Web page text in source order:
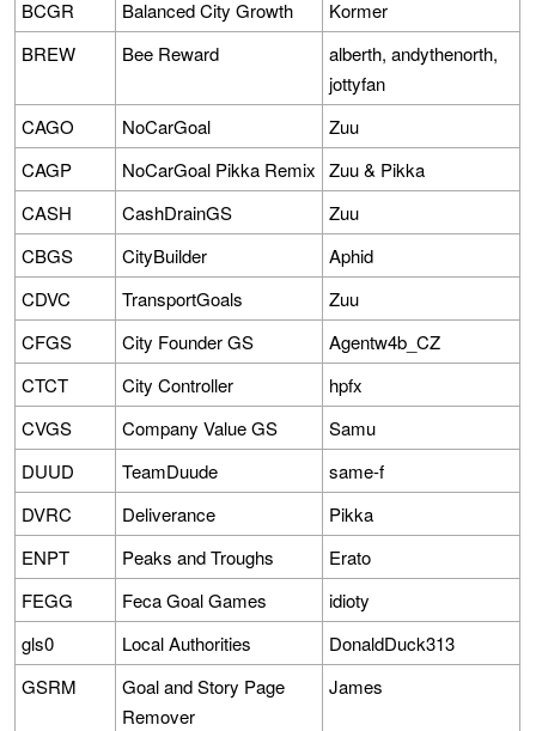
BCGR
Balanced City Growth
Kormer
BREW
Bee Reward
alberth, andythenorth,
jottyfan
CAGO
NoCarGoal
Zuu
CAGP
NoCarGoal Pikka Remix Zuu & Pikka
CASH
CashDrainGS
Zuu
CBGS
CityBuilder
Aphid
CDVC
TransportGoals
Zuu
CFGS
City Founder GS
Agentw4b_CZ
CTCT
City Controller
hpfx
CVGS
Company Value GS
Samu
DUUD
TeamDuude
same-f
DVRC
Deliverance
Pikka
ENPT
Peaks and Troughs
Erato
FEGG
Feca Goal Games
idioty
gls0
Local Authorities
DonaldDuck313
GSRM
Goal and Story Page
Remover
James